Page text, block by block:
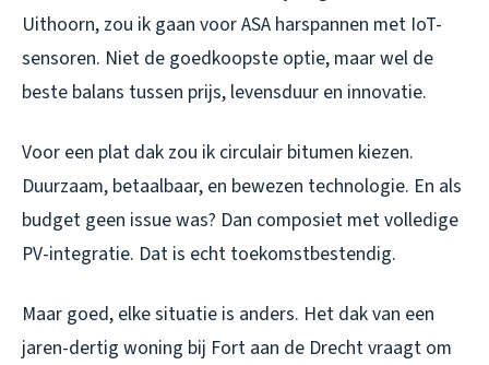
Uithoorn, zou ik gaan voor ASA harspannen met IoT-
sensoren. Niet de goedkoopste optie, maar wel de
beste balans tussen prijs, levensduur en innovatie.
Voor een plat dak zou ik circulair bitumen kiezen.
Duurzaam, betaalbaar, en bewezen technologie. En als
budget geen issue was? Dan composiet met volledige
PV-integratie. Dat is echt toekomstbestendig.
Maar goed, elke situatie is anders. Het dak van een
jaren-dertig woning bij Fort aan de Drecht vraagt om